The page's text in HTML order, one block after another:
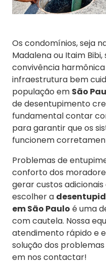
Os condomínios, seja
Madalena ou Itaim
convivência
infraestrutura bem
população em São
de desentupimento
fundamental contar
para garantir que os
funcionem
Problemas de
conforto dos
gerar custos
escolher a
em São Paulo é uma
com cautela. Nossa
atendimento rápido e
solução dos
em nos contactar!